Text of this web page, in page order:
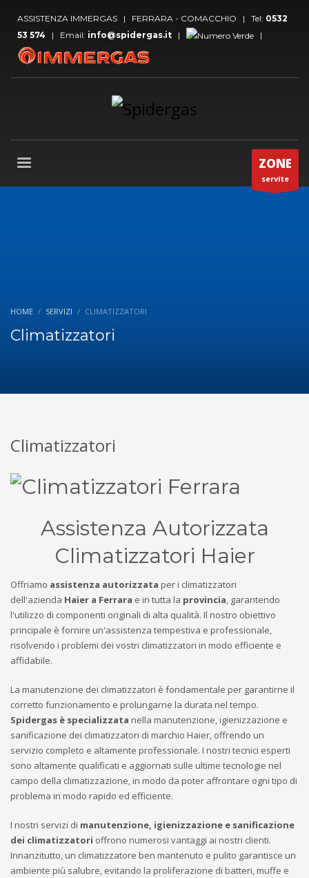
ASSISTENZA IMMERGAS | FERRARA - COMACCHIO | Tel: 0532
53 574 | Email: info@spidergas.it | |
ZONE
servite
HOME SERVIZI CLIMATIZZATORI
Climatizzatori
Climatizzatori
Assistenza Autorizzata
Climatizzatori Haier
Offriamo assistenza autorizzata per i climatizzatori
dell'azienda Haier a Ferrara e in tutta la provincia, garantendo
l'utilizzo di componenti originali di alta qualità. Il nostro obiettivo
principale è fornire un'assistenza tempestiva e professionale,
risolvendo i problemi dei vostri climatizzatori in modo efficiente e
affidabile.
La manutenzione dei climatizzatori è fondamentale per garantirne il
corretto funzionamento e prolungarne la durata nel tempo.
Spidergas è specializzata nella manutenzione, igienizzazione e
sanificazione dei climatizzatori di marchio Haier, offrendo un
servizio completo e altamente professionale. I nostri tecnici esperti
sono altamente qualificati e aggiornati sulle ultime tecnologie nel
campo della climatizzazione, in modo da poter affrontare ogni tipo di
problema in modo rapido ed efficiente.
I nostri servizi di manutenzione, igienizzazione e sanificazione
dei climatizzatori offrono numerosi vantaggi ai nostri clienti.
Innanzitutto, un climatizzatore ben mantenuto e pulito garantisce un
ambiente più salubre, evitando la proliferazione di batteri, muffe e